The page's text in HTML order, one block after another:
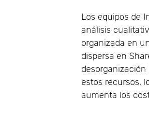
Los equipos de
análisis
organizada en
dispersa en
estos recursos,
aumenta los